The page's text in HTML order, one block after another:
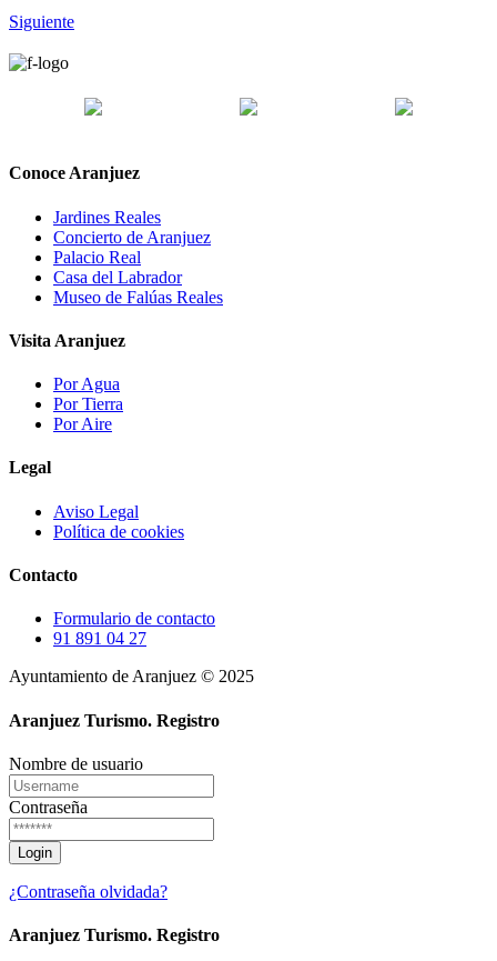
Siguiente
Conoce Aranjuez
Jardines Reales
Concierto de Aranjuez
Palacio Real
Casa del Labrador
Museo de Falúas Reales
Visita Aranjuez
Por Agua
Por Tierra
Por Aire
Legal
Aviso Legal
Política de cookies
Contacto
Formulario de contacto
91 891 04 27
Ayuntamiento de Aranjuez © 2025
Aranjuez Turismo. Registro
Nombre de usuario
Contraseña
¿Contraseña olvidada?
Aranjuez Turismo. Registro